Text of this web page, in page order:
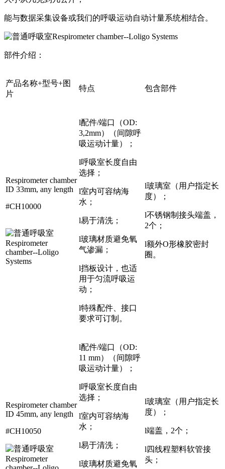
能与数据采集设备或我们的呼吸运动自动计量系统相结合。
部件介绍：
产品名称+型号+图
片
特点 包含部件
Respirometer chamber
ID 33mm, any length
#CH10000
l配件/端口（OD:
3,2mm）（间隙呼
吸运动计量）；
l呼吸室长度自由
选择；
l室内可容纳海
水；
l易于清洗；
l玻璃材质避免氧
气渗漏；
l挡板设计，也适
用于匀流呼吸运
动；
l特殊配件、接口
要求可订制。
l玻璃室（用户指定长
度）；
l不锈钢制接头端盖，
2个；
l额外O形橡胶密封
圈。
Respirometer chamber
ID 45mm, any length
#CH10050
l配件/端口（OD:
11 mm）（间隙呼
吸运动计量）；
l呼吸室长度自由
选择；
l室内可容纳海
水；
l易于清洗；
l玻璃材质避免氧
l玻璃室（用户指定长
度）；
l端盖，2个；
l四线程塑料软管接
头；